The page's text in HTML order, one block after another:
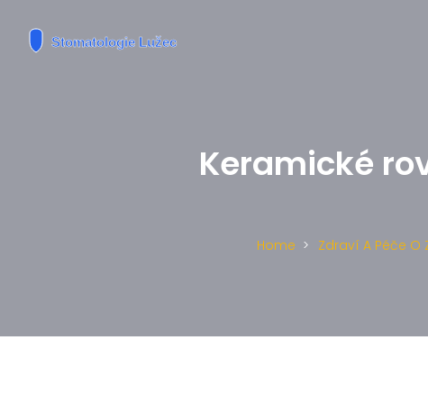
Keramické
Home Zdraví A Péče O